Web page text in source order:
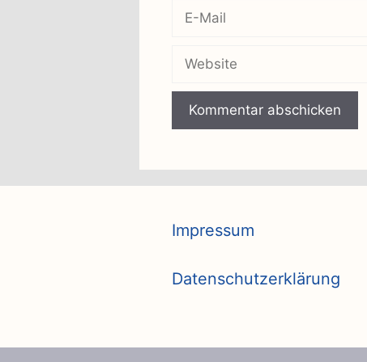
Website
Impressum
Datenschutzerklärung